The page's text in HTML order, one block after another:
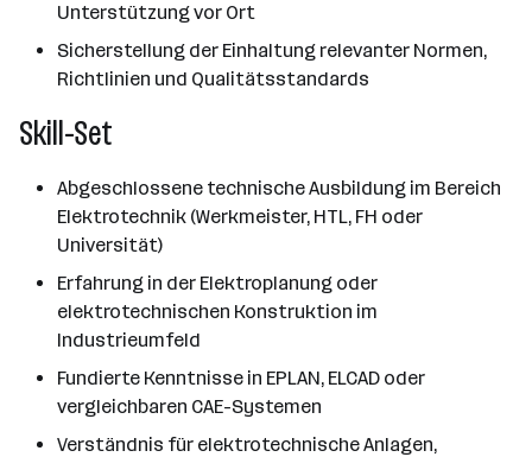
Unterstützung vor Ort
Sicherstellung der Einhaltung relevanter Normen,
Richtlinien und Qualitätsstandards
Skill-Set
Abgeschlossene technische Ausbildung im Bereich
Elektrotechnik (Werkmeister, HTL, FH oder
Universität)
Erfahrung in der Elektroplanung oder
elektrotechnischen Konstruktion im
Industrieumfeld
Fundierte Kenntnisse in EPLAN, ELCAD oder
vergleichbaren CAE-Systemen
Verständnis für elektrotechnische Anlagen,